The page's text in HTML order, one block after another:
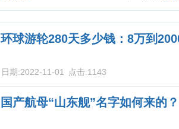
坦尼克号》
环球游轮280天多少钱：8万到
日期:2022-11-01 点击:1143
国产航母“山东舰”名字如何来的？